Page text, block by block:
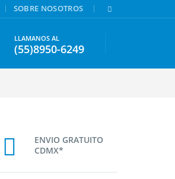
| SOBRE NOSOTROS |
LLAMANOS AL
(55)8950-6249
ENVIO GRATUITO
CDMX*